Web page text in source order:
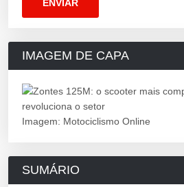
IMAGEM DE CAPA
Imagem: Motociclismo Online
SUMÁRIO